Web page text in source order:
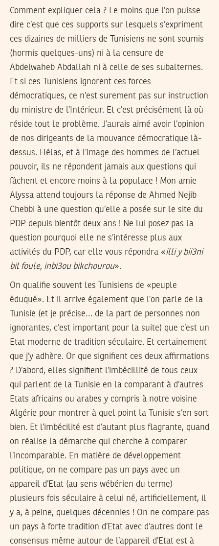
Comment expliquer cela ? Le moins que l’on puisse
dire c’est que ces supports sur lesquels s’expriment
ces dizaines de milliers de Tunisiens ne sont soumis
(hormis quelques-uns) ni à la censure de
Abdelwaheb Abdallah ni à celle de ses subalternes.
Et si ces Tunisiens ignorent ces forces
démocratiques, ce n’est surement pas sur instruction
du ministre de l’Intérieur. Et c’est précisément là où
réside tout le problème. J’aurais aimé avoir l’opinion
de nos dirigeants de la mouvance démocratique là-
dessus. Hélas, et à l’image des hommes de l’actuel
pouvoir, ils ne répondent jamais aux questions qui
fâchent et encore moins à la populace ! Mon amie
Alyssa attend toujours la réponse de Ahmed Nejib
Chebbi à une question qu’elle a posée sur le site du
PDP depuis bientôt deux ans ! Ne lui posez pas la
question pourquoi elle ne s’intéresse plus aux
activités du PDP, car elle vous répondra «illi y bii3ni
bil foule, inbi3ou bikchourou».
On qualifie souvent les Tunisiens de «peuple
éduqué». Et il arrive également que l’on parle de la
Tunisie (et je précise… de la part de personnes non
ignorantes, c’est important pour la suite) que c’est un
Etat moderne de tradition séculaire. Et certainement
que j’y adhère. Or que signifient ces deux affirmations
? D’abord, elles signifient l’imbécillité de tous ceux
qui parlent de la Tunisie en la comparant à d’autres
Etats africains ou arabes y compris à notre voisine
Algérie pour montrer à quel point la Tunisie s’en sort
bien. Et l’imbécilité est d’autant plus flagrante, quand
on réalise la démarche qui cherche à comparer
l’incomparable. En matière de développement
politique, on ne compare pas un pays avec un
appareil d’Etat (au sens wébérien du terme)
plusieurs fois séculaire à celui né, artificiellement, il
y a, à peine, quelques décennies ! On ne compare pas
un pays à forte tradition d’Etat avec d’autres dont le
consensus même autour de l’appareil d’Etat est à